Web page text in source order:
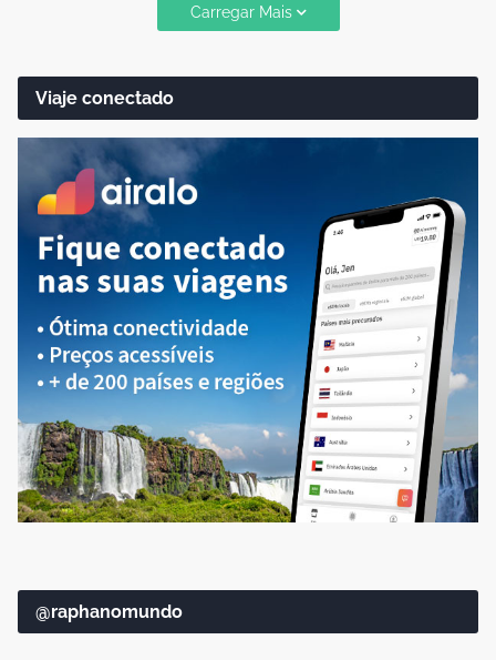
Carregar Mais
Viaje conectado
@raphanomundo